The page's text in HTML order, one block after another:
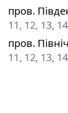
пров.
11, 12, 13,
пров.
11, 12, 13,